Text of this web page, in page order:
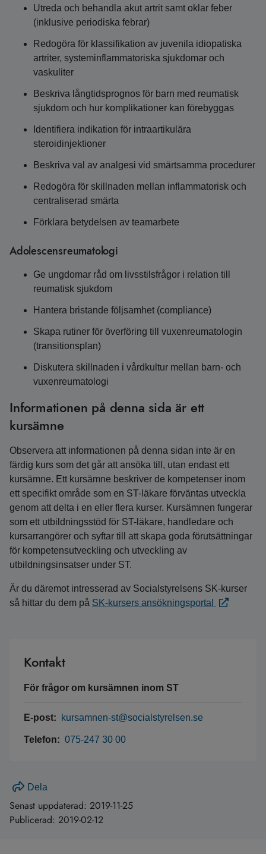
Utreda och behandla akut artrit samt oklar feber
(inklusive periodiska febrar)
Redogöra för klassifikation av juvenila idiopatiska
artriter, systeminflammatoriska sjukdomar och
vaskuliter
Beskriva långtidsprognos för barn med reumatisk
sjukdom och hur komplikationer kan förebyggas
Identifiera indikation för intraartikulära
steroidinjektioner
Beskriva val av analgesi vid smärtsamma procedurer
Redogöra för skillnaden mellan inflammatorisk och
centraliserad smärta
Förklara betydelsen av teamarbete
Adolescensreumatologi
Ge ungdomar råd om livsstilsfrågor i relation till
reumatisk sjukdom
Hantera bristande följsamhet (compliance)
Skapa rutiner för överföring till vuxenreumatologin
(transitionsplan)
Diskutera skillnaden i vårdkultur mellan barn- och
vuxenreumatologi
Informationen på denna sida är ett
kursämne
Observera att informationen på denna sidan inte är en
färdig kurs som det går att ansöka till, utan endast ett
kursämne. Ett kursämne beskriver de kompetenser inom
ett specifikt område som en ST-läkare förväntas utveckla
genom att delta i en eller flera kurser. Kursämnen fungerar
som ett utbildningsstöd för ST-läkare, handledare och
kursarrangörer och syftar till att skapa goda förutsättningar
för kompetensutveckling och utveckling av
utbildningsinsatser under ST.
Är du däremot intresserad av Socialstyrelsens SK-kurser
så hittar du dem på SK-kursers ansökningsportal
Kontakt
För frågor om kursämnen inom ST
E-post: kursamnen-st@socialstyrelsen.se
Telefon: 075-247 30 00
Dela
Senast uppdaterad: 2019-11-25
Publicerad: 2019-02-12